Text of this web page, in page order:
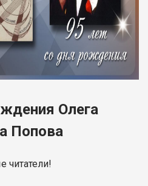
Олега
Попова
читатели!